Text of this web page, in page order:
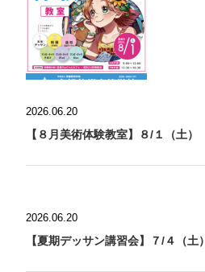
2026.06.20
【８月美術体験教室】８/１（土）
2026.06.20
【夏期デッサン講習会】７/４（土）